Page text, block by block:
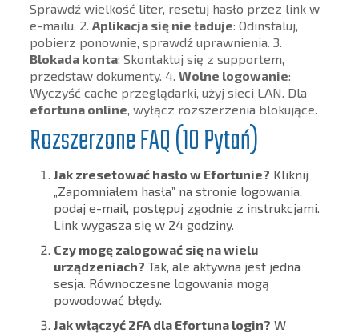
Sprawdź wielkość liter, resetuj hasło przez link w
e-mailu. 2. Aplikacja się nie ładuje: Odinstaluj,
pobierz ponownie, sprawdź uprawnienia. 3.
Blokada konta: Skontaktuj się z supportem,
przedstaw dokumenty. 4. Wolne logowanie:
Wyczyść cache przeglądarki, użyj sieci LAN. Dla
efortuna online, wyłącz rozszerzenia blokujące.
Rozszerzone FAQ (10 Pytań)
Jak zresetować hasło w Efortunie? Kliknij
„Zapomniałem hasła” na stronie logowania,
podaj e-mail, postępuj zgodnie z instrukcjami.
Link wygasza się w 24 godziny.
Czy mogę zalogować się na wielu
urządzeniach? Tak, ale aktywna jest jedna
sesja. Równoczesne logowania mogą
powodować błędy.
Jak włączyć 2FA dla Efortuna login? W